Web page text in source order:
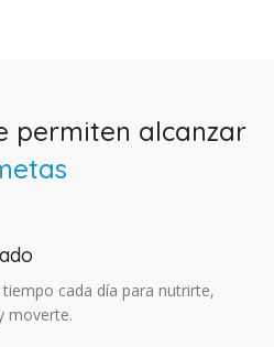
permiten alcanzar
cada día para nutrirte,
moverte.